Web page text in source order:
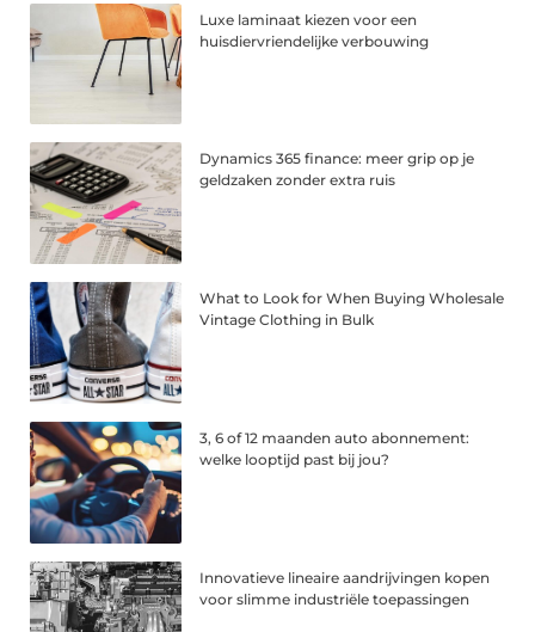
Luxe laminaat kiezen voor een
huisdiervriendelijke verbouwing
Dynamics 365 finance: meer grip op je
geldzaken zonder extra ruis
What to Look for When Buying Wholesale
Vintage Clothing in Bulk
3, 6 of 12 maanden auto abonnement:
welke looptijd past bij jou?
Innovatieve lineaire aandrijvingen kopen
voor slimme industriële toepassingen